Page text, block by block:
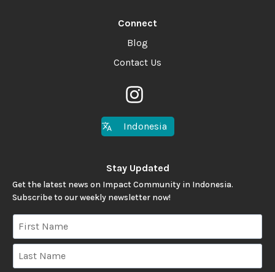
Connect
Blog
Contact Us
Indonesia
Stay Updated
Get the latest news on Impact Community in Indonesia.
Subscribe to our weekly newsletter now!